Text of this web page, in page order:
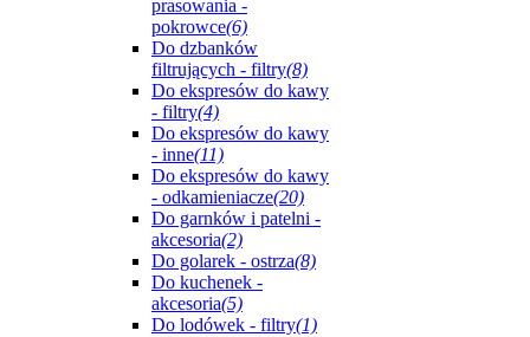
prasowania -
pokrowce(6)
Do dzbanków
filtrujących - filtry(8)
Do ekspresów do kawy
- filtry(4)
Do ekspresów do kawy
- inne(11)
Do ekspresów do kawy
- odkamieniacze(20)
Do garnków i patelni -
akcesoria(2)
Do golarek - ostrza(8)
Do kuchenek -
akcesoria(5)
Do lodówek - filtry(1)